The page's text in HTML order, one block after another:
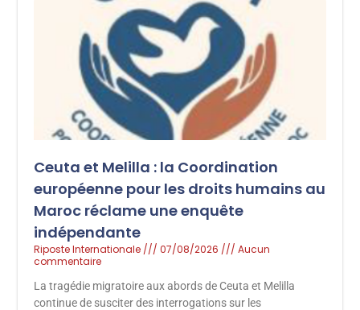
Ceuta et Melilla : la Coordination
européenne pour les droits humains au
Maroc réclame une enquête
indépendante
Riposte Internationale 07/08/2026
Aucun
commentaire
La tragédie migratoire aux abords de Ceuta et Melilla
continue de susciter des interrogations sur les